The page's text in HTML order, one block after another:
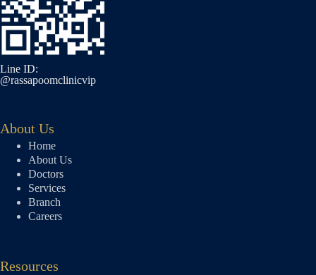
Line ID:
@rassapoomclinicvip
About Us
Home
About Us
Doctors
Services
Branch
Careers
Resources